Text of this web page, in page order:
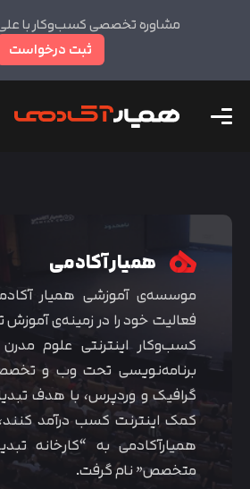
مشاوره تخصصی کسب‌وکار با
ثبت درخواست
همیار آکادمی
فعالیت خود را در زمینه‌ی آموزش
کسب‌و‌کار اینترنتی علوم
برنامه‌نویسی تحت وب و
گرافیک و وردپرس، با هدف
کمک اینترنت کسب درآمد
همیارآکادمی به “کارخانه
متخصص” نام گرفت.